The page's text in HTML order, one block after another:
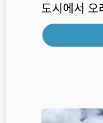
도시에서 오